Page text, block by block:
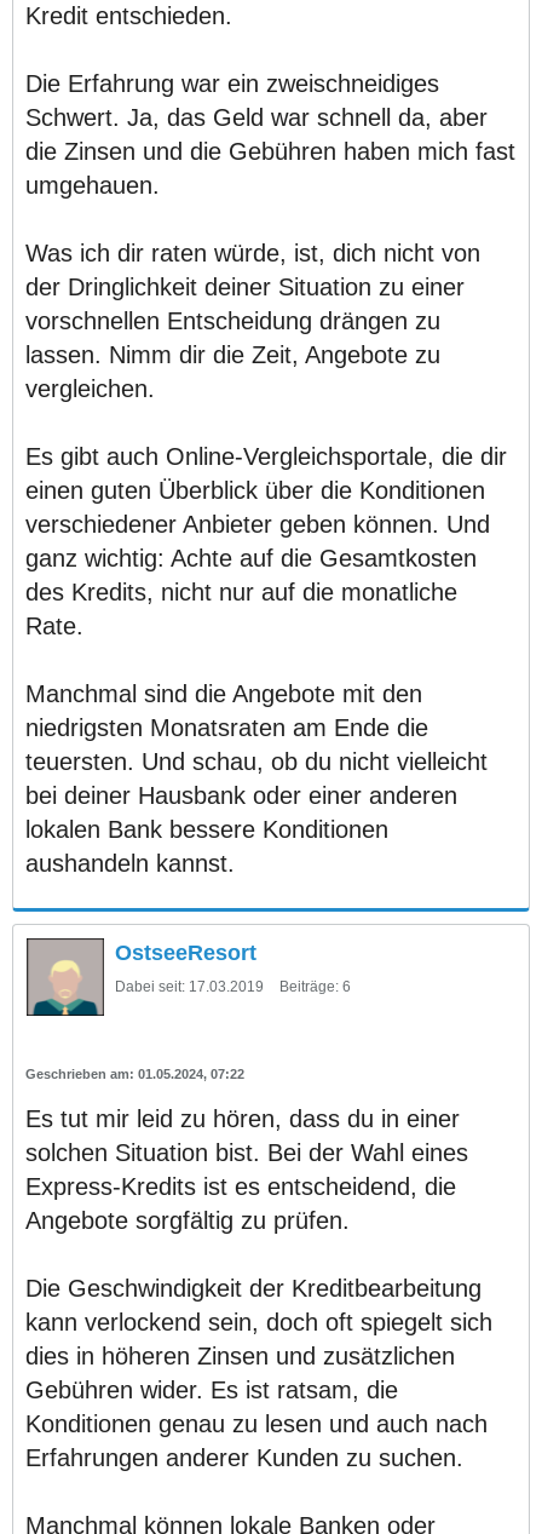
Kredit entschieden.
Die Erfahrung war ein zweischneidiges
Schwert. Ja, das Geld war schnell da, aber
die Zinsen und die Gebühren haben mich fast
umgehauen.
Was ich dir raten würde, ist, dich nicht von
der Dringlichkeit deiner Situation zu einer
vorschnellen Entscheidung drängen zu
lassen. Nimm dir die Zeit, Angebote zu
vergleichen.
Es gibt auch Online-Vergleichsportale, die dir
einen guten Überblick über die Konditionen
verschiedener Anbieter geben können. Und
ganz wichtig: Achte auf die Gesamtkosten
des Kredits, nicht nur auf die monatliche
Rate.
Manchmal sind die Angebote mit den
niedrigsten Monatsraten am Ende die
teuersten. Und schau, ob du nicht vielleicht
bei deiner Hausbank oder einer anderen
lokalen Bank bessere Konditionen
aushandeln kannst.
OstseeResort
Dabei seit: 17.03.2019 Beiträge: 6
01.05.2024, 07:22
Es tut mir leid zu hören, dass du in einer
solchen Situation bist. Bei der Wahl eines
Express-Kredits ist es entscheidend, die
Angebote sorgfältig zu prüfen.
Die Geschwindigkeit der Kreditbearbeitung
kann verlockend sein, doch oft spiegelt sich
dies in höheren Zinsen und zusätzlichen
Gebühren wider. Es ist ratsam, die
Konditionen genau zu lesen und auch nach
Erfahrungen anderer Kunden zu suchen.
Manchmal können lokale Banken oder